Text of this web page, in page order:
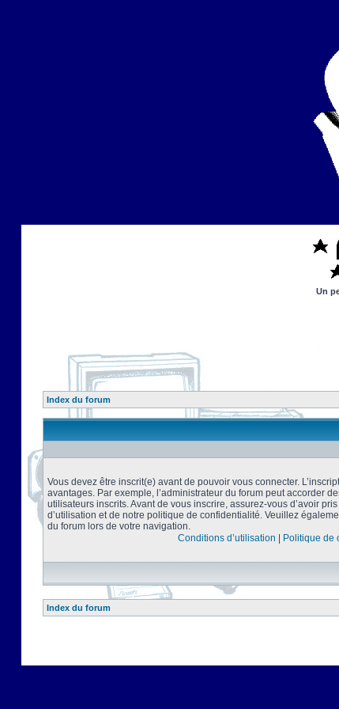
Un
Index du forum
Vous devez être inscrit(e) avant de pouvoir vous connecter.
avantages. Par exemple, l’administrateur du forum peut accorder
utilisateurs inscrits. Avant de vous inscrire, assurez-vous d’avoir
d’utilisation et de notre politique de confidentialité. Veuillez
du forum lors de votre navigation.
Conditions d’utilisation
Politique de
Index du forum